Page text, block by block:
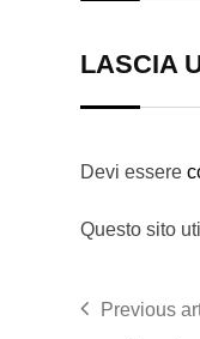
LASCIA
Devi essere
Questo sito
Previous